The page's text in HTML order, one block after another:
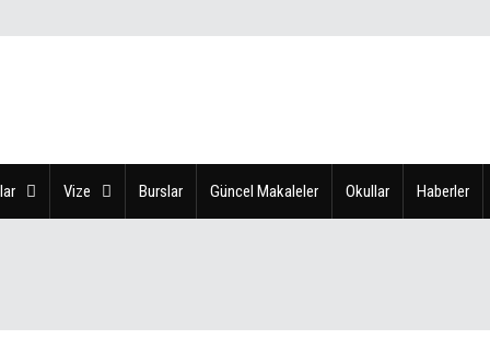
Vize Burslar Güncel Makaleler Okullar Haberler